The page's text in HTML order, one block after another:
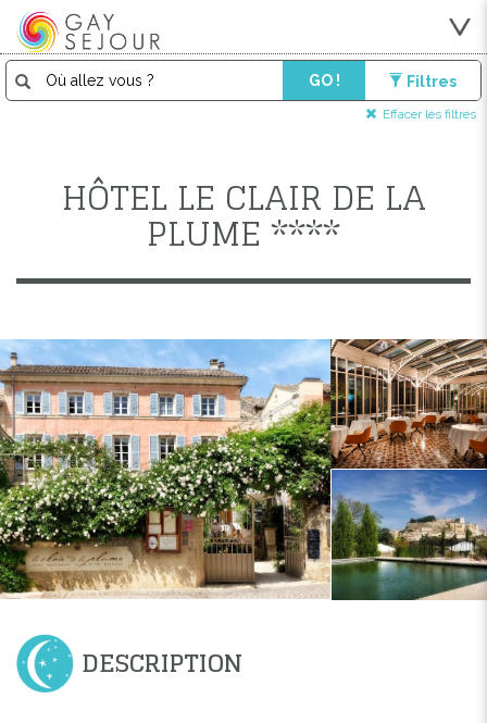
GO ! Filtres
Effacer les filtres
HÔTEL LE CLAIR DE LA
PLUME ****
DESCRIPTION